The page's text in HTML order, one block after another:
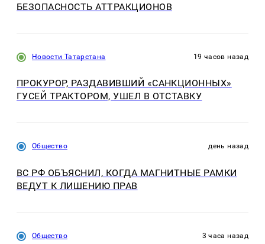
БЕЗОПАСНОСТЬ АТТРАКЦИОНОВ
Новости Татарстана 19 часов назад
ПРОКУРОР, РАЗДАВИВШИЙ «САНКЦИОННЫХ»
ГУСЕЙ ТРАКТОРОМ, УШЕЛ В ОТСТАВКУ
Общество день назад
ВС РФ ОБЪЯСНИЛ, КОГДА МАГНИТНЫЕ РАМКИ
ВЕДУТ К ЛИШЕНИЮ ПРАВ
Общество 3 часа назад